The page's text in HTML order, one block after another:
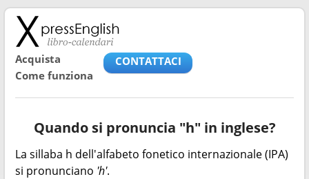
Acquista
Come funziona
CONTATTACI
Quando si pronuncia "h" in inglese?
La sillaba h dell'alfabeto fonetico internazionale (IPA)
si pronunciano 'h'.